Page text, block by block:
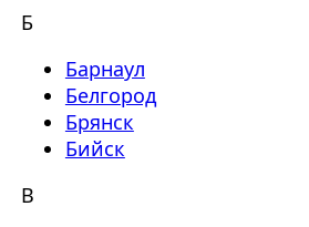
Б
Барнаул
Белгород
Брянск
Бийск
В